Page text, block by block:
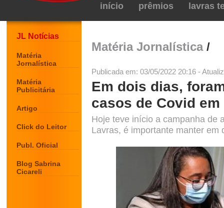
início prêmios lavras
JL Notícias
Matéria
Jornalística
Matéria
Publicitária
Artigo
Click do Leitor
Publ. Oficial
Blog Sabrina
Cicareli
Matéria Jornalística/
Publicada em: 03/05/2022 20:16 -
Em dois dias,
casos de Covid
Hoje teve início a campanha de
Lavras, é importante manter em